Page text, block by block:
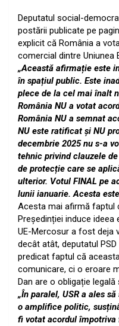
Deputatul social-
postării publicate pe
explicit că România a
comercial dintre Uniunea
„Această afirmație este
în spațiul public. Este
plece de la cel mai înalt
România NU a votat
România NU a semnat
NU este ratificat și NU
decembrie 2025 nu s-a
tehnic privind clauzele
de protecție care se
ulterior. Votul FINAL pe
lunii ianuarie. Acesta
Acesta mai afirmă faptul
Președinției induce
UE-Mercosur a fost deja
decât atât, deputatul
predicat faptul că
comunicare, ci o eroare
Dan are o obligație
„În paralel, USR a ales
o amplifice politic,
fi votat acordul